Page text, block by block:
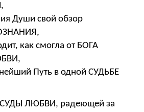
Души свой обзор
как смогла от БОГА
Путь в одной СУДЬБЕ
СУДЫ ЛЮБВИ, радеющей за